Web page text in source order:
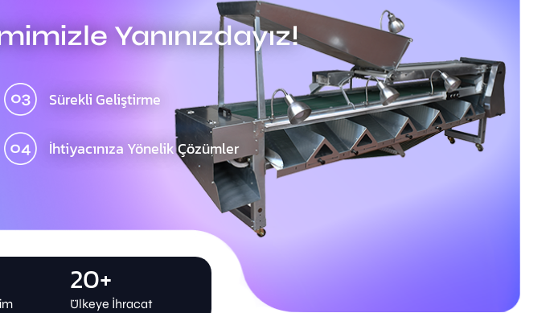
Yanınızdayız!
Sürekli Geliştirme
İhtiyacınıza Yönelik Çözümler
20+
Ülkeye İhracat